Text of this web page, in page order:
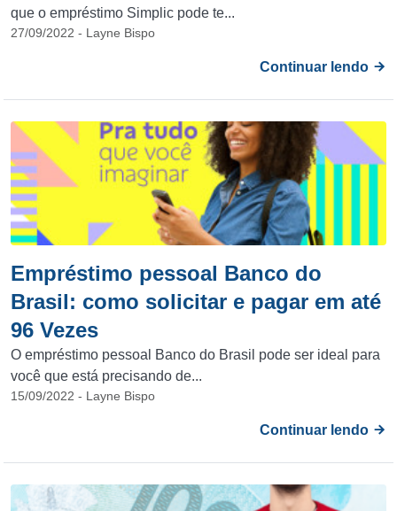
que o empréstimo Simplic pode te...
27/09/2022 - Layne Bispo
Continuar lendo
Empréstimo pessoal Banco do
Brasil: como solicitar e pagar em até
96 Vezes
O empréstimo pessoal Banco do Brasil pode ser ideal para
você que está precisando de...
15/09/2022 - Layne Bispo
Continuar lendo